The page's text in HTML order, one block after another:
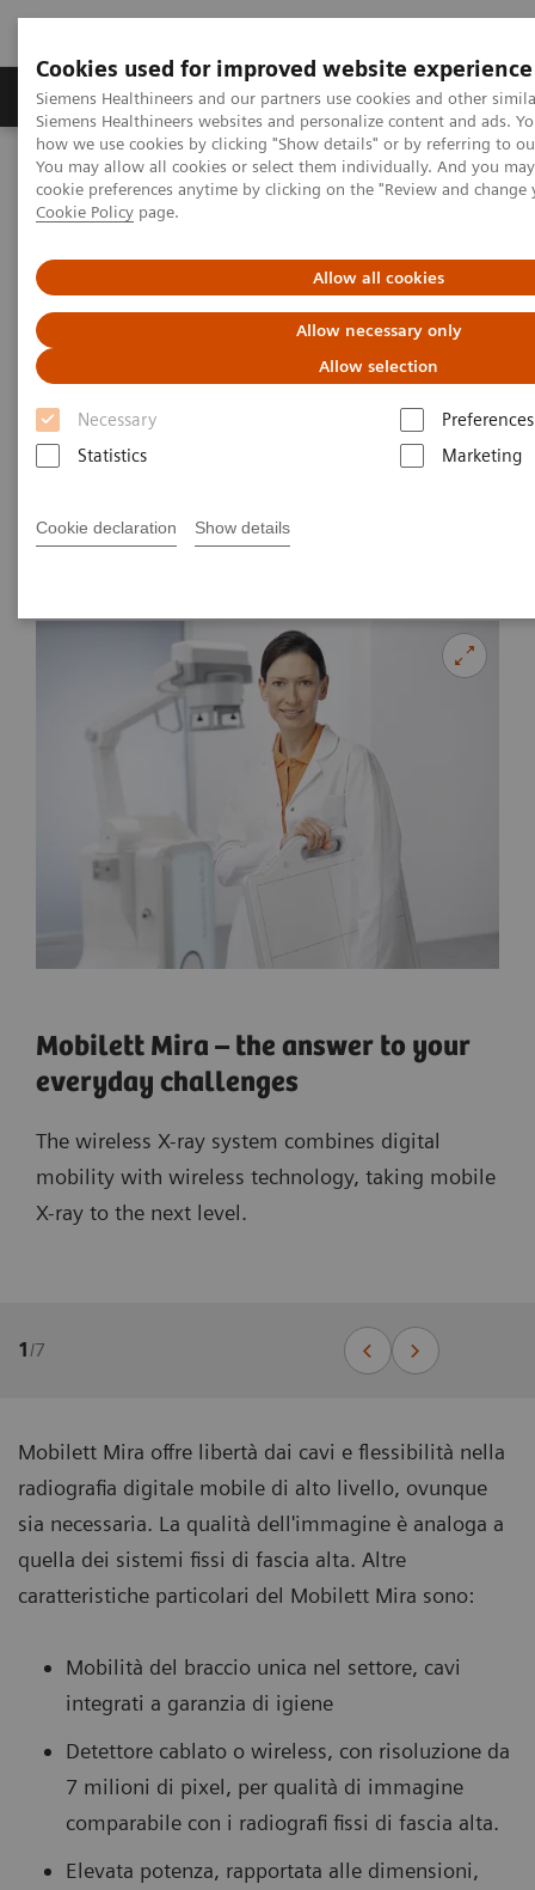
Cookies used for improved website experience
Siemens Healthineers and our partners use cookies and other
Siemens Healthineers websites and personalize content and ads.
how we use cookies by clicking "Show details" or by referring to
You may allow all cookies or select them individually. And you
cookie preferences anytime by clicking on the "Review and
Cookie Policy page.
Allow all cookies
Allow necessary only
Allow selection
Necessary
Preferences
Statistics
Marketing
Cookie declaration Show details
Soluzioni e servizi Insights La nostra
Home Medical Imaging
Sistemi di radiologia
Mobile X-ray
Mobilett Mira
Mobilett Mira
Digital mobile X-ray imaging – the answer to
your everyday challenges
Mobilett Mira – the answer to your
everyday challenges
The wireless X-ray system combines digital
mobility with wireless technology, taking mobile
X-ray to the next level.
1/7
Mobilett Mira offre libertà dai cavi e flessibilità nella
radiografia digitale mobile di alto livello, ovunque
sia necessaria. La qualità dell'immagine è analoga a
quella dei sistemi fissi di fascia alta. Altre
caratteristiche particolari del Mobilett Mira sono:
Mobilità del braccio unica nel settore, cavi
integrati a garanzia di igiene
Detettore cablato o wireless, con risoluzione da
7 milioni di pixel, per qualità di immagine
comparabile con i radiografi fissi di fascia alta.
Elevata potenza, rapportata alle dimensioni,